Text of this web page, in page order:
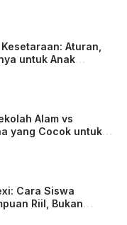
Aturan,
untuk Anak
Alam vs
yang Cocok untuk
Cara Siswa
Riil, Bukan